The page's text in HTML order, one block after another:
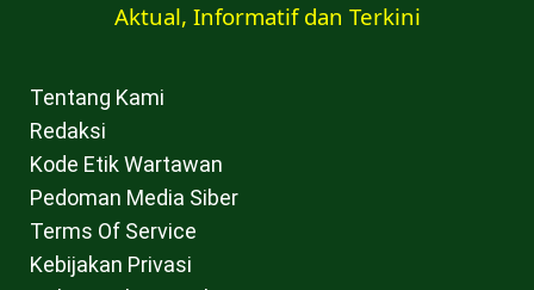
Aktual, Informatif dan Terkini
Tentang Kami
Redaksi
Kode Etik Wartawan
Pedoman Media Siber
Terms Of Service
Kebijakan Privasi